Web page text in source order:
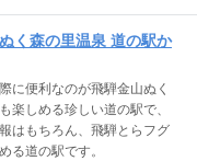
く森の里温泉 道の駅か
に便利なのが飛騨金山ぬく
楽しめる珍しい道の駅で、
はもちろん、飛騨とらフグ
る道の駅です。